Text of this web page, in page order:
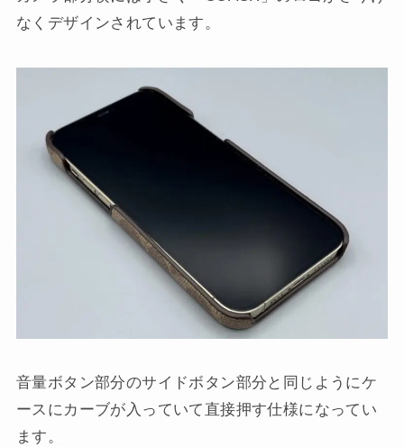
なくデザインされています。
音量ボタン部分のサイドボタン部分と同じようにケ
ースにカーブが入っていて直接押す仕様になってい
ます。